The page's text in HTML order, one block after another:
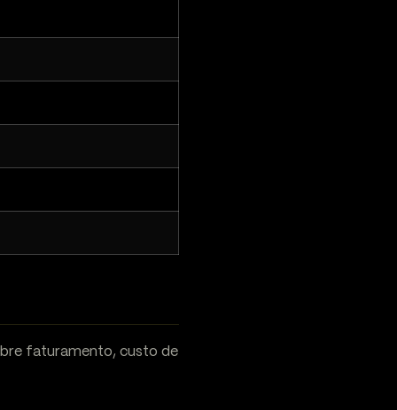
faturamento, custo de